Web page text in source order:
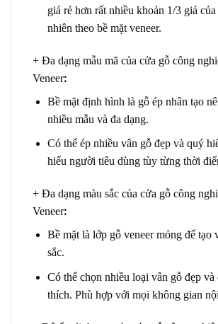
giá rẻ hơn rất nhiều khoản 1/3 giá
nhiên theo bề mặt veneer.
+ Đa dạng mẫu mã của cửa gỗ công
Veneer:
Bề mặt định hình là gỗ ép nhân tạo
nhiều mẫu và đa dạng.
Có thể ép nhiều vân gỗ đẹp và quý
hiếu người tiêu dùng tùy từng thời
+ Đa dạng màu sắc của cửa gỗ công
Veneer:
Bề mặt là lớp gỗ veneer mỏng để tạo
sắc.
Có thể chọn nhiều loại vân gỗ đẹp
thích. Phù hợp với mọi không gian